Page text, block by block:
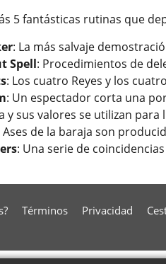
5 fantásticas rutinas que
: La más salvaje
Spell: Procedimientos de
: Los cuatro Reyes y los
: Un espectador corta una
y sus valores se utilizan
de la baraja son
: Una serie de
Términos Privacidad